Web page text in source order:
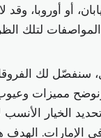
أو أوروبا، وقد
لتلك
سنفصّل لك
مميزات
الخيار الأنسب
في الإمارات.